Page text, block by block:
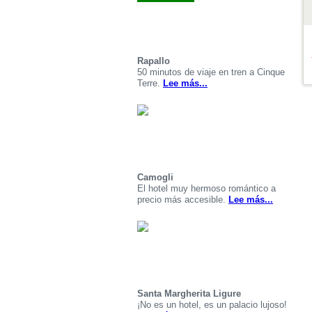
Rapallo
50 minutos de viaje en tren a Cinque
Terre. Lee más...
Camogli
El hotel muy hermoso romántico a
precio más accesible. Lee más...
Santa Margherita Ligure
¡No es un hotel, es un palacio lujoso!